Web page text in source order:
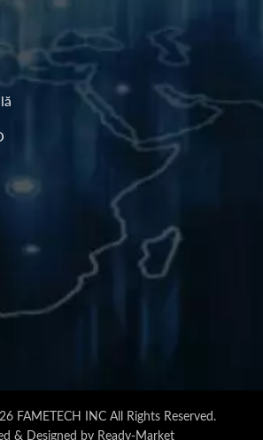
FAMETECH INCAll Rights Reserved.
& Designed by Ready-Market